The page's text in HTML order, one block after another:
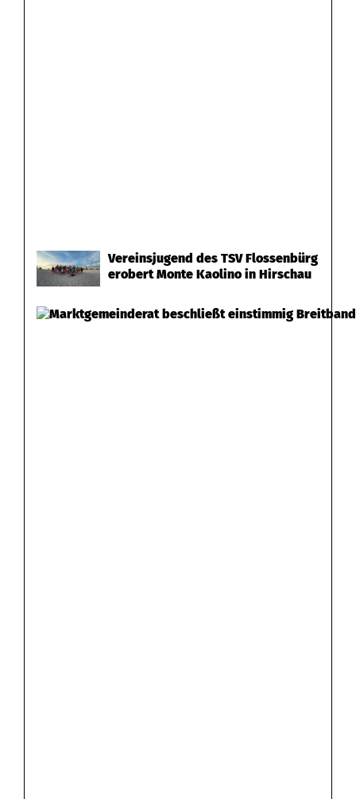
Vereinsjugend des TSV Flossenbürg
erobert Monte Kaolino in Hirschau